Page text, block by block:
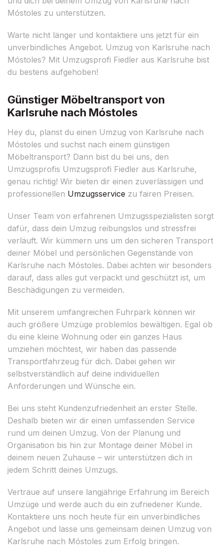
Móstoles zu unterstützen.
Warte nicht länger und kontaktiere uns jetzt für ein
unverbindliches Angebot. Umzug von Karlsruhe nach
Móstoles? Mit Umzugsprofi Fiedler aus Karlsruhe bist
du bestens aufgehoben!
Günstiger Möbeltransport von
Karlsruhe nach Móstoles
Hey du, planst du einen Umzug von Karlsruhe nach
Móstoles und suchst nach einem günstigen
Möbeltransport? Dann bist du bei uns, den
Umzugsprofis Umzugsprofi Fiedler aus Karlsruhe,
genau richtig! Wir bieten dir einen zuverlässigen und
professionellen Umzugsservice zu fairen Preisen.
Unser Team von erfahrenen Umzugsspezialisten sorgt
dafür, dass dein Umzug reibungslos und stressfrei
verläuft. Wir kümmern uns um den sicheren Transport
deiner Möbel und persönlichen Gegenstände von
Karlsruhe nach Móstoles. Dabei achten wir besonders
darauf, dass alles gut verpackt und geschützt ist, um
Beschädigungen zu vermeiden.
Mit unserem umfangreichen Fuhrpark können wir
auch größere Umzüge problemlos bewältigen. Egal ob
du eine kleine Wohnung oder ein ganzes Haus
umziehen möchtest, wir haben das passende
Transportfahrzeug für dich. Dabei gehen wir
selbstverständlich auf deine individuellen
Anforderungen und Wünsche ein.
Bei uns steht Kundenzufriedenheit an erster Stelle.
Deshalb bieten wir dir einen umfassenden Service
rund um deinen Umzug. Von der Planung und
Organisation bis hin zur Montage deiner Möbel in
deinem neuen Zuhause – wir unterstützen dich in
jedem Schritt deines Umzugs.
Vertraue auf unsere langjährige Erfahrung im Bereich
Umzüge und werde auch du ein zufriedener Kunde.
Kontaktiere uns noch heute für ein unverbindliches
Angebot und lasse uns gemeinsam deinen Umzug von
Karlsruhe nach Móstoles zum Erfolg bringen.